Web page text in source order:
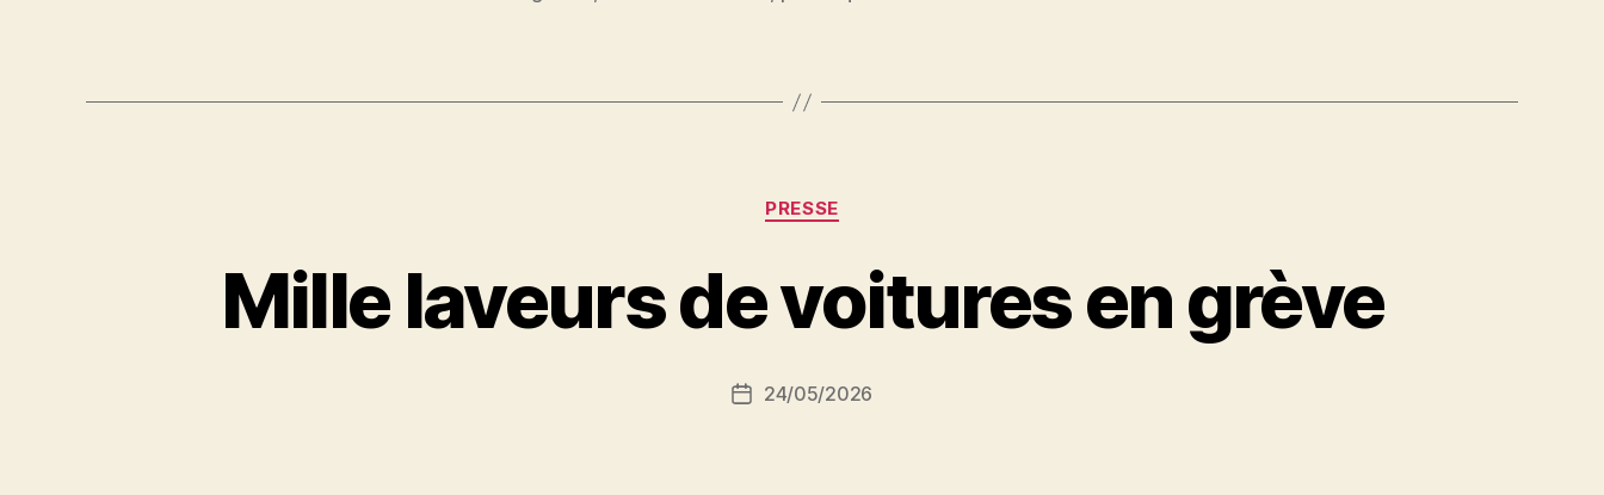
Catégories
PRESSE
Mille laveurs de voitures en grève
Auteur
N
Date24/05/2026